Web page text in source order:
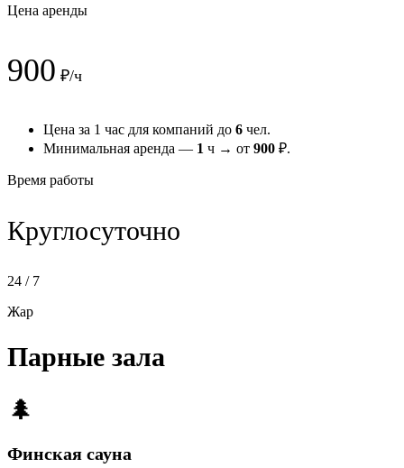
Цена аренды
900 ₽/ч
Цена за 1 час для компаний до 6 чел.
Минимальная аренда — 1 ч → от 900 ₽.
Время работы
Круглосуточно
24 / 7
Жар
Парные зала
🌲
Финская сауна